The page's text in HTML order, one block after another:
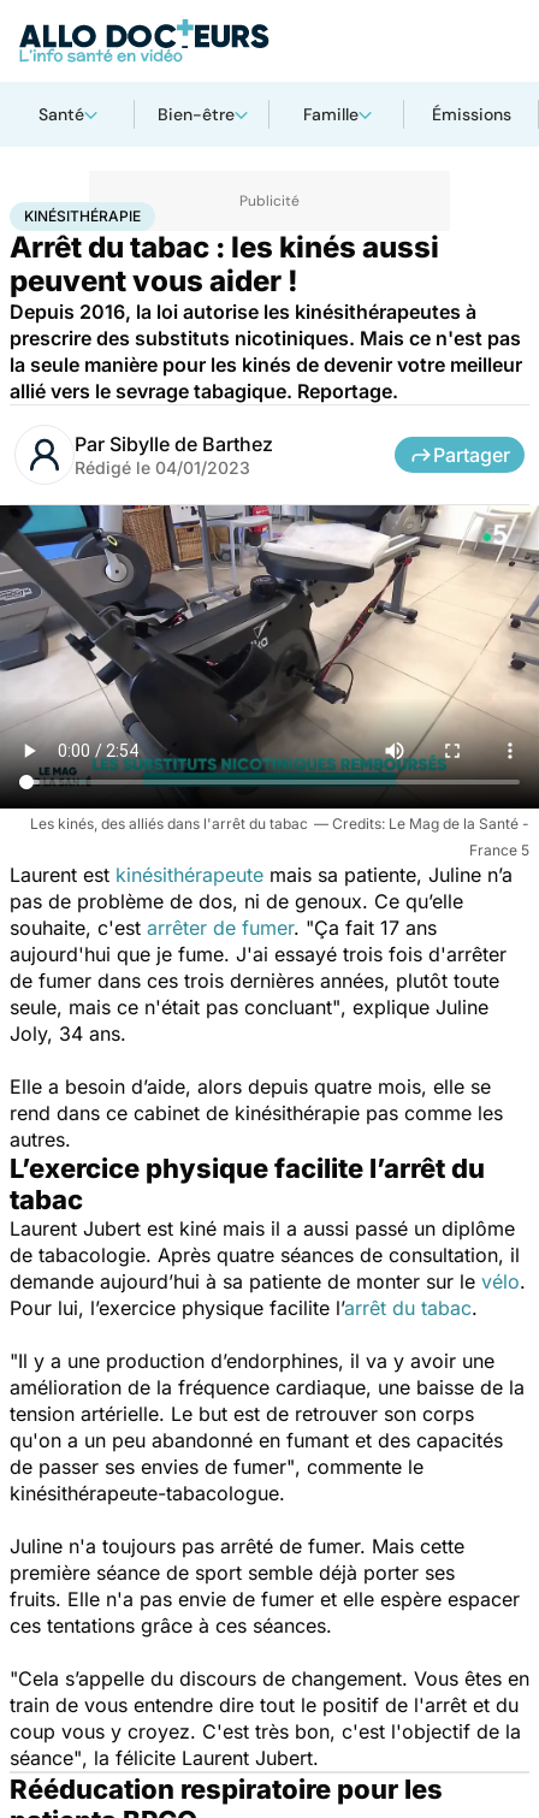
Santé Bien-être Famille Émissions
AccueilSantéMaladies Drogues et addictions
KINÉSITHÉRAPIE
Arrêt du tabac : les kinés aussi
peuvent vous aider !
Depuis 2016, la loi autorise les kinésithérapeutes à
prescrire des substituts nicotiniques. Mais ce n'est pas
la seule manière pour les kinés de devenir votre meilleur
allié vers le sevrage tabagique. Reportage.
Par Sibylle de Barthez
Rédigé le 04/01/2023
Partager
Les kinés, des alliés dans l'arrêt du tabac
Le Mag de la Santé -
France 5
Laurent est kinésithérapeute mais sa patiente, Juline n’a
pas de problème de dos, ni de genoux. Ce qu’elle
souhaite, c'est arrêter de fumer. "Ça fait 17 ans
aujourd'hui que je fume. J'ai essayé trois fois d'arrêter
de fumer dans ces trois dernières années, plutôt toute
seule, mais ce n'était pas concluant", explique Juline
Joly, 34 ans.
Elle a besoin d’aide, alors depuis quatre mois, elle se
rend dans ce cabinet de kinésithérapie pas comme les
autres.
L’exercice physique facilite l’arrêt du
tabac
Laurent Jubert est kiné mais il a aussi passé un diplôme
de tabacologie. Après quatre séances de consultation, il
demande aujourd’hui à sa patiente de monter sur le vélo.
Pour lui, l’exercice physique facilite l’arrêt du tabac.
"Il y a une production d’endorphines, il va y avoir une
amélioration de la fréquence cardiaque, une baisse de la
tension artérielle. Le but est de retrouver son corps
qu'on a un peu abandonné en fumant et des capacités
de passer ses envies de fumer", commente le
kinésithérapeute-tabacologue.
Juline n'a toujours pas arrêté de fumer. Mais cette
première séance de sport semble déjà porter ses
fruits. Elle n'a pas envie de fumer et elle espère espacer
ces tentations grâce à ces séances.
"Cela s’appelle du discours de changement. Vous êtes en
train de vous entendre dire tout le positif de l'arrêt et du
coup vous y croyez. C'est très bon, c'est l'objectif de la
séance", la félicite Laurent Jubert.
Rééducation respiratoire pour les